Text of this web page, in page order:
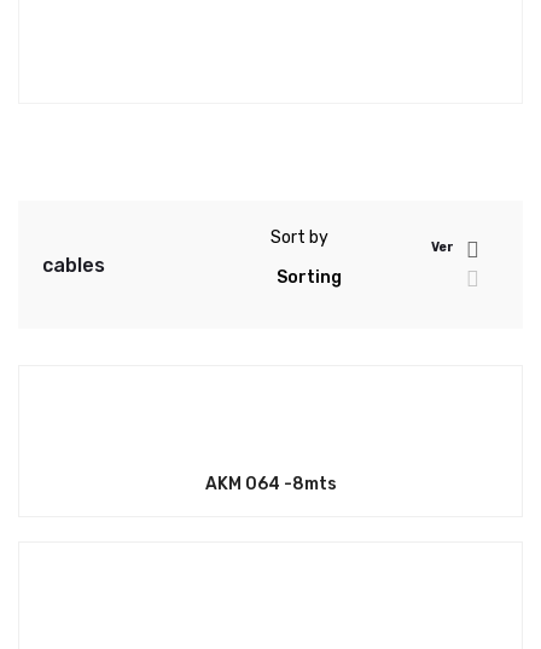
cables
Sort by Ver
AKM 064 -8mts